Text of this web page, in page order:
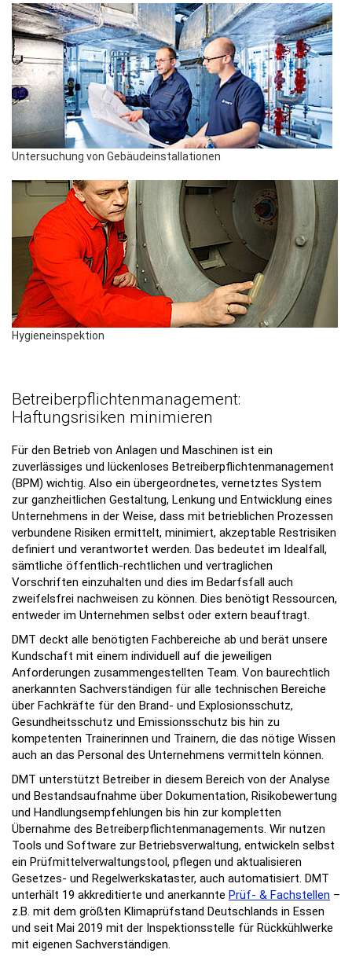
Untersuchung von Gebäudeinstallationen
Hygieneinspektion
Betreiberpflichtenmanagement:
Haftungsrisiken minimieren
Für den Betrieb von Anlagen und Maschinen ist ein
zuverlässiges und lückenloses Betreiberpflichtenmanagement
(BPM) wichtig. Also ein übergeordnetes, vernetztes System
zur ganzheitlichen Gestaltung, Lenkung und Entwicklung eines
Unternehmens in der Weise, dass mit betrieblichen Prozessen
verbundene Risiken ermittelt, minimiert, akzeptable Restrisiken
definiert und verantwortet werden. Das bedeutet im Idealfall,
sämtliche öffentlich-rechtlichen und vertraglichen
Vorschriften einzuhalten und dies im Bedarfsfall auch
zweifelsfrei nachweisen zu können. Dies benötigt Ressourcen,
entweder im Unternehmen selbst oder extern beauftragt.
DMT deckt alle benötigten Fachbereiche ab und berät unsere
Kundschaft mit einem individuell auf die jeweiligen
Anforderungen zusammengestellten Team. Von baurechtlich
anerkannten Sachverständigen für alle technischen Bereiche
über Fachkräfte für den Brand- und Explosionsschutz,
Gesundheitsschutz und Emissionsschutz bis hin zu
kompetenten Trainerinnen und Trainern, die das nötige Wissen
auch an das Personal des Unternehmens vermitteln können.
DMT unterstützt Betreiber in diesem Bereich von der Analyse
und Bestandsaufnahme über Dokumentation, Risikobewertung
und Handlung­sempfehlungen bis hin zur kompletten
Übernahme des Betreiberpflichtenmanagements. Wir nutzen
Tools und Software zur Betriebsverwaltung, entwickeln selbst
ein Prüfmittelverwaltungstool, pflegen und aktualisieren
Gesetzes- und Regelwerkskataster, auch automatisiert. DMT
unterhält 19 akkreditierte und anerkannte Prüf- & Fachstellen –
z.B. mit dem größten Klimaprüfstand Deutschlands in Essen
und seit Mai 2019 mit der Inspektionsstelle für Rückkühlwerke
mit eigenen Sachverständigen.